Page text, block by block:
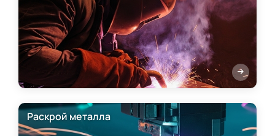
Раскрой металла